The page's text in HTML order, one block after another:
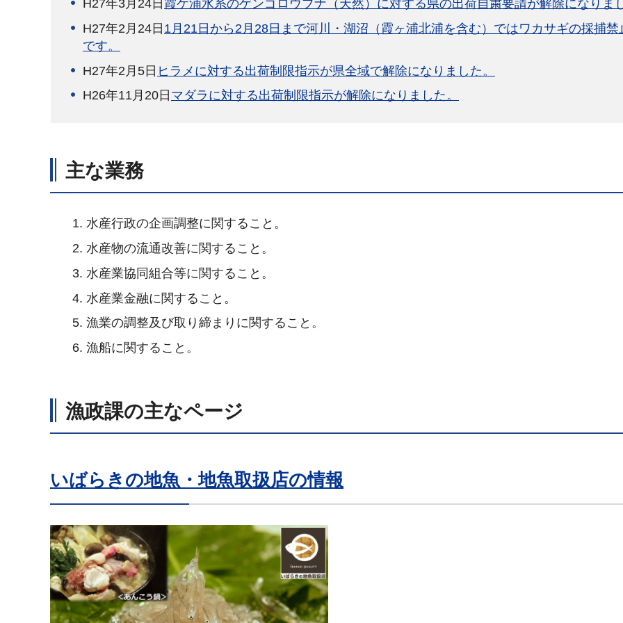
H27年3月24日 霞ケ浦水系のゲンゴロウブナ（天然）に対する県の出荷自粛要請が解除になりま
H27年2月24日 1月21日から2月28日まで河川・湖沼（霞ヶ浦北浦を含む）ではワカサギの採捕禁
です。
H27年2月5日 ヒラメに対する出荷制限指示が県全域で解除になりました。
H26年11月20日 マダラに対する出荷制限指示が解除になりました。
主な業務
水産行政の企画調整に関すること。
水産物の流通改善に関すること。
水産業協同組合等に関すること。
水産業金融に関すること。
漁業の調整及び取り締まりに関すること。
漁船に関すること。
漁政課の主なページ
いばらきの地魚・地魚取扱店の情報